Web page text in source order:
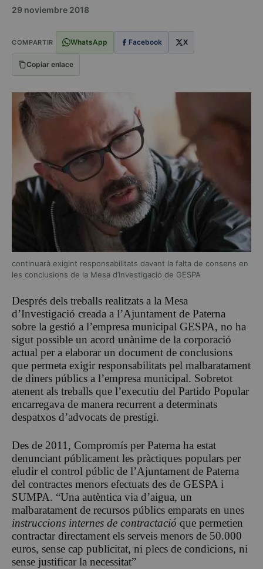
29 noviembre 2018
COMPARTIR WhatsApp Facebook X
Copiar enlace
continuarà exigint responsabilitats davant la falta de consens en
les conclusions de la Mesa d’Investigació de GESPA
Després dels treballs realitzats a la Mesa
d’Investigació creada a l’Ajuntament de Paterna
sobre la gestió a l’empresa municipal GESPA, no ha
sigut possible un acord unànime de la corporació
actual per a elaborar un document de conclusions
que permeta exigir responsabilitats pel malbaratament
de diners públics a l’empresa municipal. Sobretot
atenent als treballs que l’executiu del Partido Popular
encarregava de manera recurrent a determinats
despatxos d’advocats de prestigi.
Des de 2011, Compromís per Paterna ha estat
denunciant públicament les pràctiques populars per
eludir el control públic de l’Ajuntament de Paterna
del contractes menors efectuats des de GESPA i
SUMPA. “Una autèntica via d’aigua, un
malbaratament de recursos públics emparats en unes
instruccions internes de contractació que permetien
contractar directament els serveis menors de 50.000
euros, sense cap publicitat, ni plecs de condicions, ni
sense justificar la necessitat”